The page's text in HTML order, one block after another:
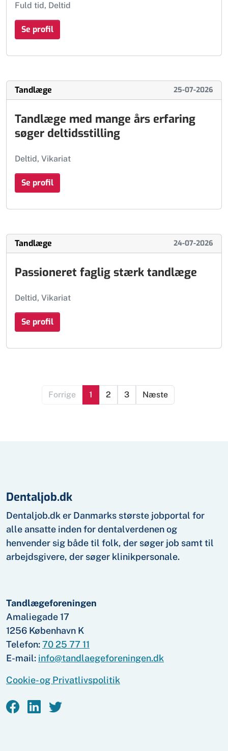
Fuld tid, Deltid
Se profil
Tandlæge 25-07-2026
Tandlæge med mange års erfaring
søger deltidsstilling
Deltid, Vikariat
Se profil
Tandlæge 24-07-2026
Passioneret faglig stærk tandlæge
Deltid, Vikariat
Se profil
Forrige 1 2 3 Næste
Dentaljob.dk
Dentaljob.dk er Danmarks største jobportal for
alle ansatte inden for dental­verdenen og
henvender sig både til folk, der søger job samt til
arbejds­givere, der søger klinik­personale.
Tandlægeforeningen
Amaliegade 17
1256 København K
Telefon:70 25 77 11
E-mail: info@tandlaegeforeningen.dk
Cookie- og Privatlivspolitik